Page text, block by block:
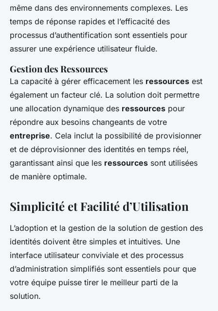
même dans des environnements complexes. Les
temps de réponse rapides et l’efficacité des
processus d’authentification sont essentiels pour
assurer une expérience utilisateur fluide.
Gestion des Ressources
La capacité à gérer efficacement les ressources est
également un facteur clé. La solution doit permettre
une allocation dynamique des ressources pour
répondre aux besoins changeants de votre
entreprise. Cela inclut la possibilité de provisionner
et de déprovisionner des identités en temps réel,
garantissant ainsi que les ressources sont utilisées
de manière optimale.
Simplicité et Facilité d’Utilisation
L’adoption et la gestion de la solution de gestion des
identités doivent être simples et intuitives. Une
interface utilisateur conviviale et des processus
d’administration simplifiés sont essentiels pour que
votre équipe puisse tirer le meilleur parti de la
solution.